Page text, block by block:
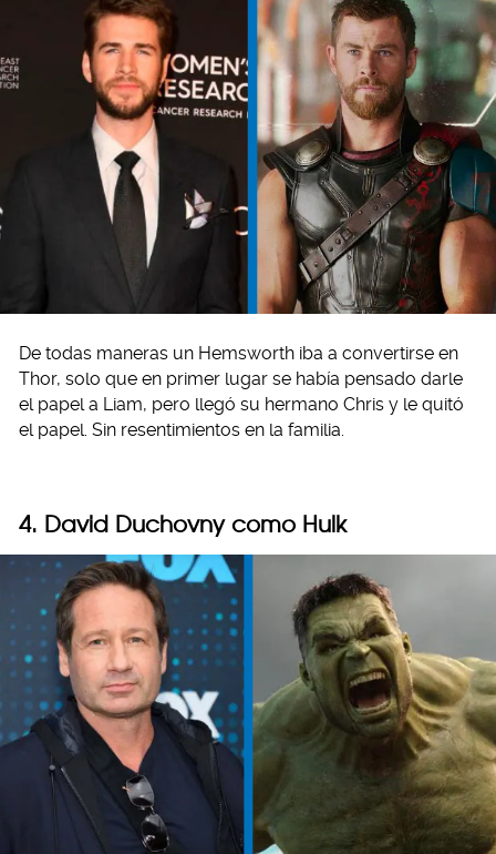
De todas maneras un Hemsworth iba a convertirse en
Thor, solo que en primer lugar se había pensado darle
el papel a Liam, pero llegó su hermano Chris y le quitó
el papel. Sin resentimientos en la familia.
4. David Duchovny como Hulk